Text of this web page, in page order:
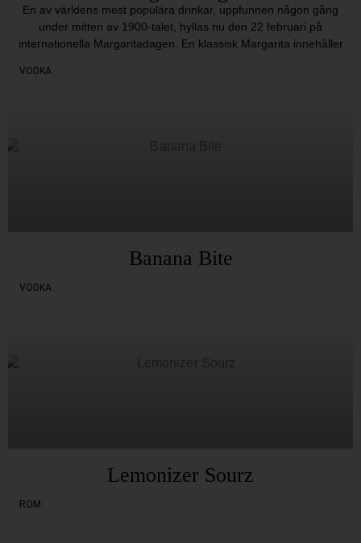
En av världens mest populära drinkar, uppfunnen någon gång
under mitten av 1900-talet, hyllas nu den 22 februari på
internationella Margaritadagen. En klassisk Margarita innehåller
VODKA
Banana Bite
VODKA
Lemonizer Sourz
ROM